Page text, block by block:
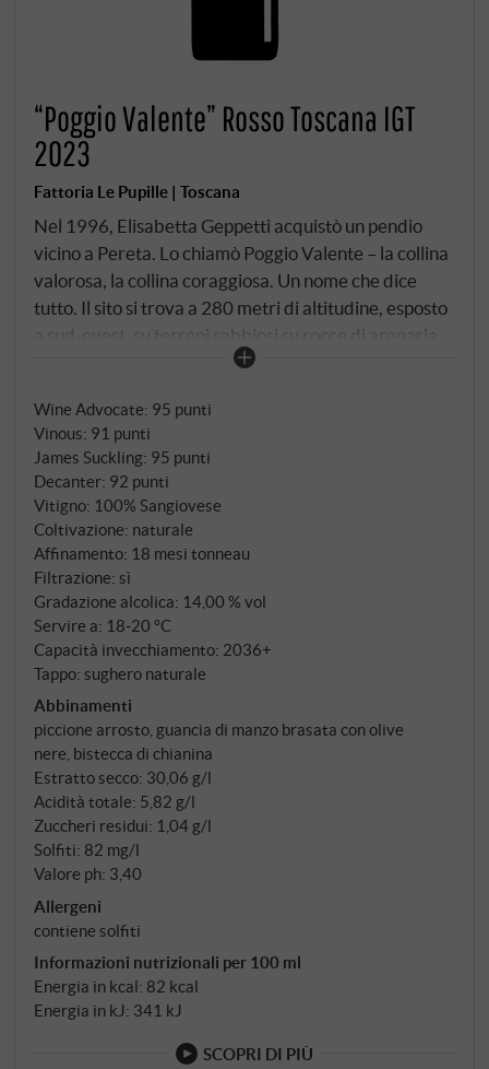
“Poggio Valente” Rosso Toscana IGT
2023
Fattoria Le Pupille | Toscana
Nel 1996, Elisabetta Geppetti acquistò un pendio
vicino a Pereta. Lo chiamò Poggio Valente – la collina
valorosa, la collina coraggiosa. Un nome che dice
tutto. Il sito si trova a 280 metri di altitudine, esposto
a sud-ovest, su terreni sabbiosi su rocce di arenaria
con intarsi di argilla – un terreno che conferisce al
peso e vigore. Elisabetta voleva qualcosa di diverso:
un cru di Sangiovese monovitigno in stile
borgognone, un vino che parlasse del suo vigneto e
nient'altro. Nel 2014 ha preso una decisione
coerente: Poggio Valente ha lasciato la
denominazione Morellino e da allora si presenta
come Toscana IGT. Non un passo indietro – al
contrario. Una dichiarazione. Questo vino è più
grande della sua denominazione di origine, ed
Elisabetta non voleva che la mancanza di
riconoscimento internazionale di una denominazione
limitasse le sue ambizioni.
Wine Advocate: 95 punti
Vinous: 91 punti
James Suckling: 95 punti
Decanter: 92 punti
Vitigno: 100% Sangiovese
Coltivazione: naturale
Affinamento: 18 mesi tonneau
Filtrazione: sì
Gradazione alcolica: 14,00 % vol
Servire a: 18‑20 °C
Capacità invecchiamento: 2036+
Tappo: sughero naturale
Abbinamenti
piccione arrosto, guancia di manzo brasata con olive
nere, bistecca di chianina
Estratto secco: 30,06 g/l
Acidità totale: 5,82 g/l
Zuccheri residui: 1,04 g/l
Solfiti: 82 mg/l
Valore ph: 3,40
Allergeni
contiene solfiti
Informazioni nutrizionali per 100 ml
Energia in kcal: 82 kcal
Energia in kJ: 341 kJ
SCOPRI DI PIÙ